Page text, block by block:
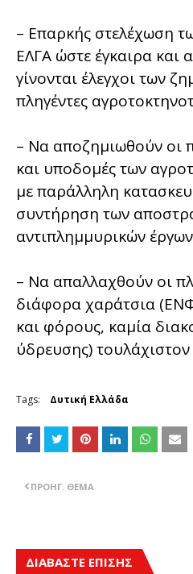
– Επαρκής στελέχωση
ΕΛΓΑ ώστε έγκαιρα και
γίνονται έλεγχοι των
πληγέντες
– Να αποζημιωθούν οι
και υποδομές των
με παράλληλη
συντήρηση των
αντιπλημμυρικών
– Να απαλλαχθούν οι
διάφορα χαράτσια
και φόρους, καμία
ύδρευσης)
Tags: Δυτική Ελλάδα
ΠΡΟΗΓ. ΘΈΜΑ
ΔΙΑΒΑΣΤΕ ΕΠΙΣΗΣ